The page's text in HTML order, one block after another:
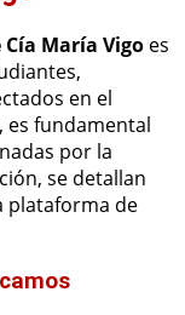
Cía María Vigo es
en el
es fundamental
por la
se detallan
plataforma de